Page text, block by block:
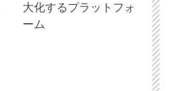
大化するプラットフォ
ーム